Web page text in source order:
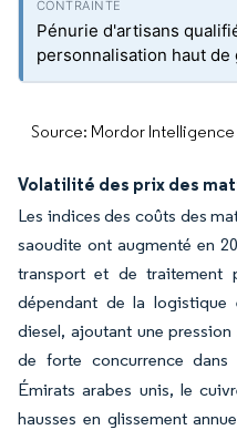
Pénurie d'artisans
personnalisation haut de
Source: Mordor Intelligence
Volatilité des prix des
Les indices des coûts des
saoudite ont augmenté en
transport et de traitement
dépendant de la logistique
diesel, ajoutant une
de forte concurrence
Émirats arabes unis, le
hausses en glissement